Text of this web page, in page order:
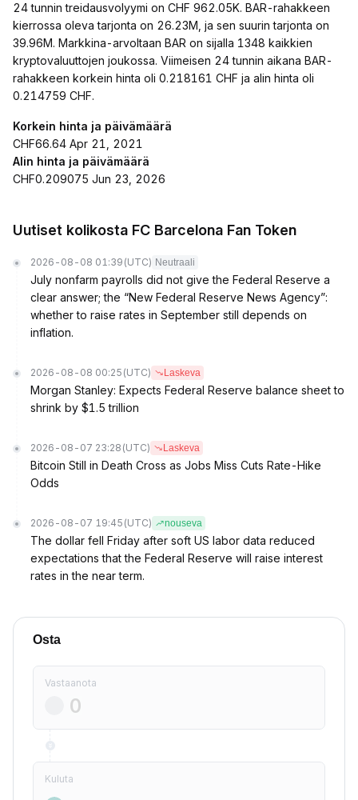
24 tunnin treidausvolyymi on CHF 962.05K. BAR-rahakkeen
kierrossa oleva tarjonta on 26.23M, ja sen suurin tarjonta on
39.96M. Markkina-arvoltaan BAR on sijalla 1348 kaikkien
kryptovaluuttojen joukossa. Viimeisen 24 tunnin aikana BAR-
rahakkeen korkein hinta oli 0.218161 CHF ja alin hinta oli
0.214759 CHF.
Korkein hinta ja päivämäärä
CHF66.64 Apr 21, 2021
Alin hinta ja päivämäärä
CHF0.209075 Jun 23, 2026
Uutiset kolikosta FC Barcelona Fan Token
2026-08-08 01:39 (UTC) Neutraali
July nonfarm payrolls did not give the Federal Reserve a
clear answer; the “New Federal Reserve News Agency”:
whether to raise rates in September still depends on
inflation.
2026-08-08 00:25 (UTC) Laskeva
Morgan Stanley: Expects Federal Reserve balance sheet to
shrink by $1.5 trillion
2026-08-07 23:28 (UTC) Laskeva
Bitcoin Still in Death Cross as Jobs Miss Cuts Rate-Hike
Odds
2026-08-07 19:45 (UTC) nouseva
The dollar fell Friday after soft US labor data reduced
expectations that the Federal Reserve will raise interest
rates in the near term.
Osta
Vastaanota
Kuluta